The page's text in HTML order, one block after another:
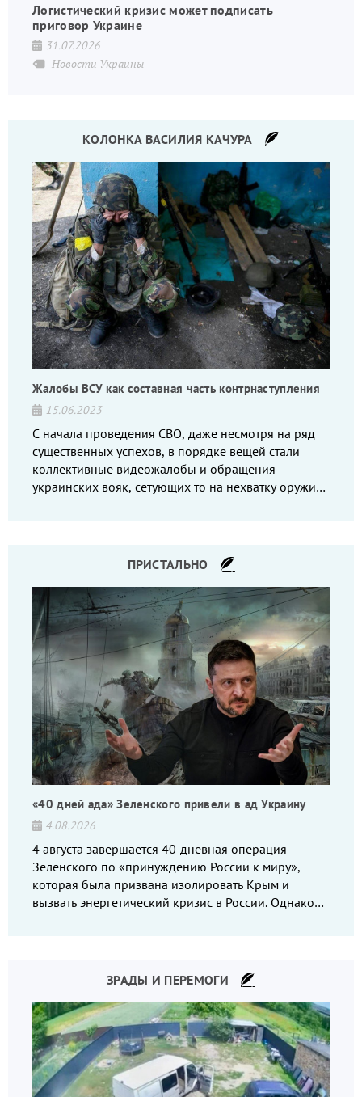
Логистический кризис может подписать
приговор Украине
31.07.2026
Новости Украины
КОЛОНКА ВАСИЛИЯ КАЧУРА
Жалобы ВСУ как составная часть контрнаступления
15.06.2023
С начала проведения СВО, даже несмотря на ряд
существенных успехов, в порядке вещей стали
коллективные видеожалобы и обращения
украинских вояк, сетующих то на нехватку оружия,
ПРИСТАЛЬНО
«40 дней ада» Зеленского привели в ад Украину
4.08.2026
4 августа завершается 40-дневная операция
Зеленского по «принуждению России к миру»,
которая была призвана изолировать Крым и
вызвать энергетический кризис в России. Однако
ЗРАДЫ И ПЕРЕМОГИ